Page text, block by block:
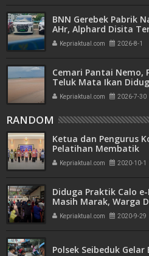
BNN Gerebek Pabrik
AHr, Alphard Disita
Mitra Usaha Properti
Kepriaktual.com 2026-8-1
Cemari Pantai Nemo,
Teluk Mata Ikan
Amdal
Kepriaktual.com 2026-7-30
RANDOM
Ketua dan Pengurus
Pelatihan Membatik
Kepriaktual.com 2020-10-1
Diduga Praktik Calo
Masih Marak, Warga
Kepriaktual.com 2020-9-29
Polsek Seibeduk